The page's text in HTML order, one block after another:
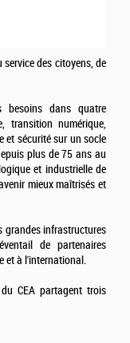
service des citoyens, de
besoins dans quatre
transition numérique,
et sécurité sur un socle
plus de 75 ans au
et industrielle de
mieux maîtrisés et
grandes infrastructures
de partenaires
et à l'international.
CEA partagent trois